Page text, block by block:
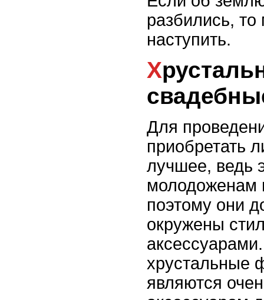
разбились,
наступить.
Хрустальные
Для
приобретать
лучшее, ведь
молодоженам
поэтому они
окружены
хрустальные
являются